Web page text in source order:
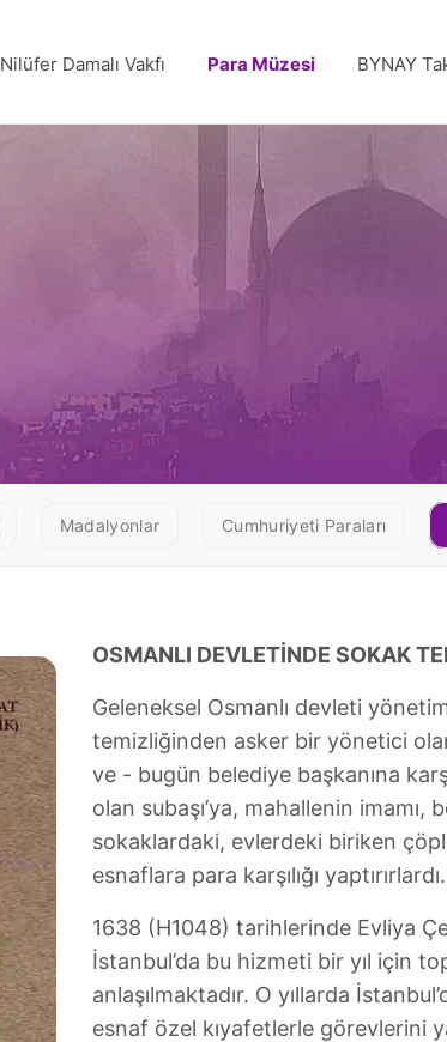
Nilüfer Damalı Vakfı Para Müzesi BYNAY
Madalyonlar Cumhuriyeti Paraları
OSMANLI DEVLETİNDE SOKAK
Geleneksel Osmanlı devleti
temizliğinden asker bir yönetici
ve - bugün belediye başkanına
olan subaşı’ya, mahallenin imamı,
sokaklardaki, evlerdeki biriken
esnaflara para karşılığı yaptırırlardı.
1638 (H1048) tarihlerinde Evliya
İstanbul’da bu hizmeti bir yıl için
anlaşılmaktadır. O yıllarda
esnaf özel kıyafetlerle görevlerini